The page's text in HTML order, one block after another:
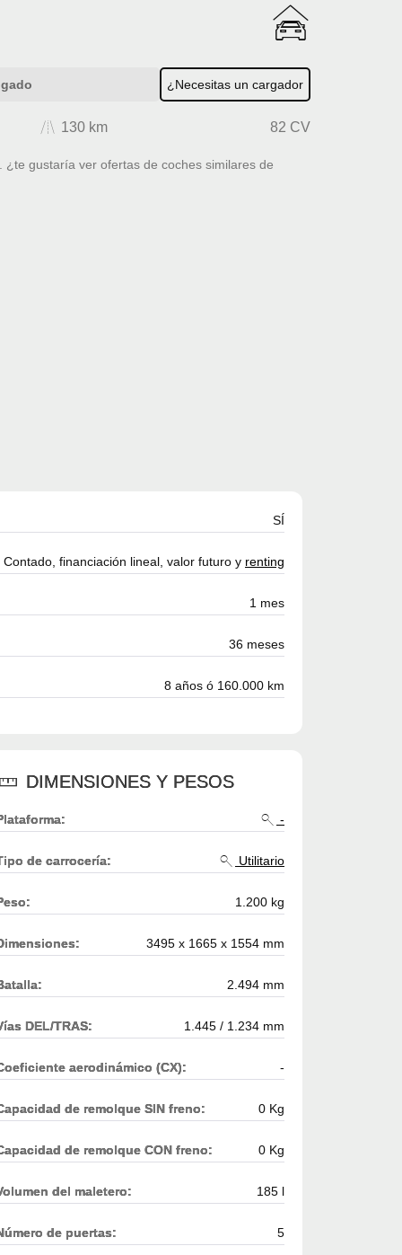
¿Necesitas un cargador
130 km 82 CV
gustaría ver ofertas de coches similares de
SÍ
Contado, financiación lineal, valor futuro y renting
1 mes
36 meses
8 años ó 160.000 km
DIMENSIONES Y PESOS
-
de carrocería: Utilitario
1.200 kg
3495 x 1665 x 1554 mm
2.494 mm
DEL/TRAS: 1.445 / 1.234 mm
aerodinámico (CX): -
de remolque SIN freno: 0 Kg
de remolque CON freno: 0 Kg
del maletero: 185 l
de puertas: 5